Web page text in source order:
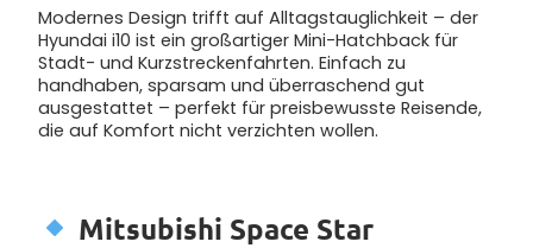
Modernes Design trifft auf Alltagstauglichkeit – der
Hyundai i10 ist ein großartiger Mini-Hatchback für
Stadt- und Kurzstreckenfahrten. Einfach zu
handhaben, sparsam und überraschend gut
ausgestattet – perfekt für preisbewusste Reisende,
die auf Komfort nicht verzichten wollen.
Mitsubishi Space Star